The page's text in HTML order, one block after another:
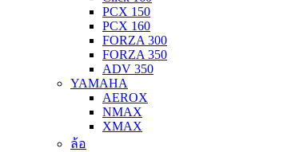
PCX 150
PCX 160
FORZA 300
FORZA 350
ADV 350
YAMAHA
AEROX
NMAX
XMAX
ล้อ